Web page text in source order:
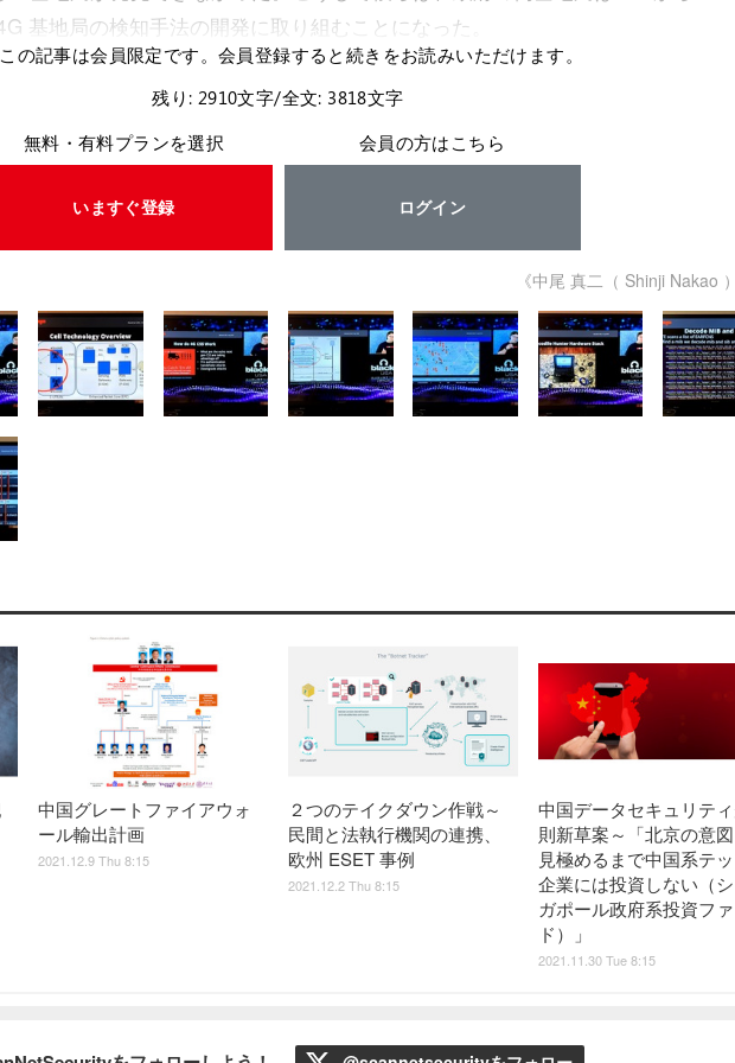
基地局の検知手法の開発に取り組むことになった。
この記事は会員限定です。会員登録すると続きをお読みいただけます。
残り: 2910文字/全文: 3818文字
無料・有料プランを選択
いますぐ登録
会員の方はこちら
ログイン
《中尾 真二（ Shinji Nakao
中国グレートファイアウォ
ール輸出計画
2021.12.9 Thu 8:15
２つのテイクダウン作戦～
民間と法執行機関の連携、
欧州 ESET 事例
2021.12.2 Thu 8:15
中国データセキュリテ
則新草案～「北京の意
見極めるまで中国系テ
企業には投資しない（
ガポール政府系投資フ
ド）」
2021.11.30 Tue 8:15